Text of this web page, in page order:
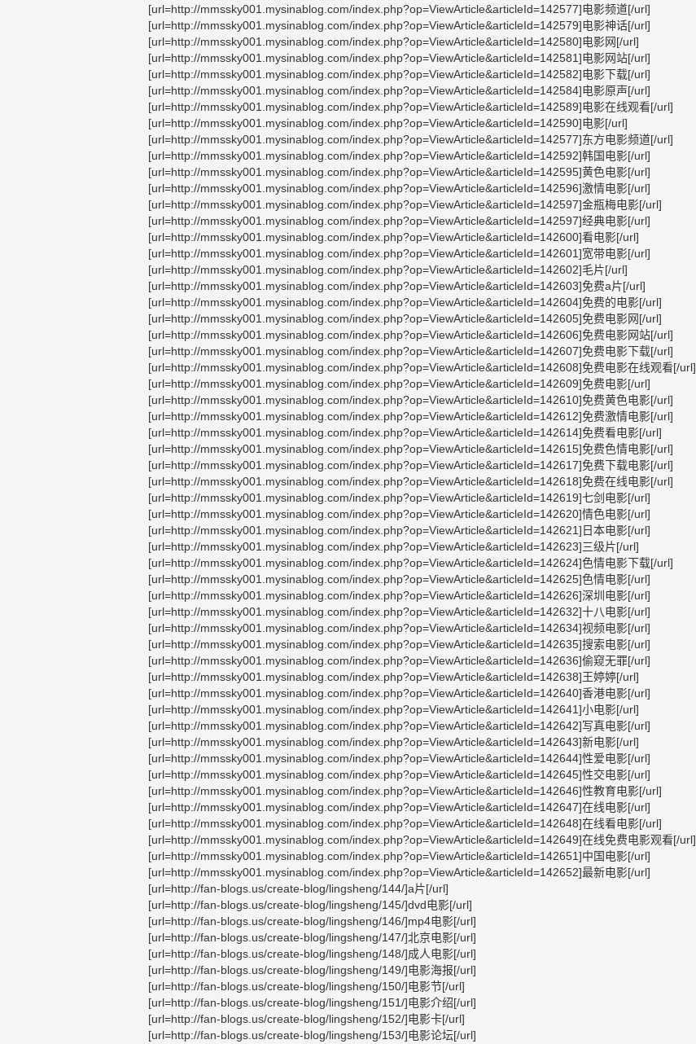
[url=http://mmssky001.mysinablog.com/index.php?op=ViewArticle&articleId=142577]电影频道[/url]
[url=http://mmssky001.mysinablog.com/index.php?op=ViewArticle&articleId=142579]电影神话[/url]
[url=http://mmssky001.mysinablog.com/index.php?op=ViewArticle&articleId=142580]电影网[/url]
[url=http://mmssky001.mysinablog.com/index.php?op=ViewArticle&articleId=142581]电影网站[/url]
[url=http://mmssky001.mysinablog.com/index.php?op=ViewArticle&articleId=142582]电影下载[/url]
[url=http://mmssky001.mysinablog.com/index.php?op=ViewArticle&articleId=142584]电影原声[/url]
[url=http://mmssky001.mysinablog.com/index.php?op=ViewArticle&articleId=142589]电影在线观看[/url]
[url=http://mmssky001.mysinablog.com/index.php?op=ViewArticle&articleId=142590]电影[/url]
[url=http://mmssky001.mysinablog.com/index.php?op=ViewArticle&articleId=142577]东方电影频道[/url]
[url=http://mmssky001.mysinablog.com/index.php?op=ViewArticle&articleId=142592]韩国电影[/url]
[url=http://mmssky001.mysinablog.com/index.php?op=ViewArticle&articleId=142595]黄色电影[/url]
[url=http://mmssky001.mysinablog.com/index.php?op=ViewArticle&articleId=142596]激情电影[/url]
[url=http://mmssky001.mysinablog.com/index.php?op=ViewArticle&articleId=142597]金瓶梅电影[/url]
[url=http://mmssky001.mysinablog.com/index.php?op=ViewArticle&articleId=142597]经典电影[/url]
[url=http://mmssky001.mysinablog.com/index.php?op=ViewArticle&articleId=142600]看电影[/url]
[url=http://mmssky001.mysinablog.com/index.php?op=ViewArticle&articleId=142601]宽带电影[/url]
[url=http://mmssky001.mysinablog.com/index.php?op=ViewArticle&articleId=142602]毛片[/url]
[url=http://mmssky001.mysinablog.com/index.php?op=ViewArticle&articleId=142603]免费a片[/url]
[url=http://mmssky001.mysinablog.com/index.php?op=ViewArticle&articleId=142604]免费的电影[/url]
[url=http://mmssky001.mysinablog.com/index.php?op=ViewArticle&articleId=142605]免费电影网[/url]
[url=http://mmssky001.mysinablog.com/index.php?op=ViewArticle&articleId=142606]免费电影网站[/url]
[url=http://mmssky001.mysinablog.com/index.php?op=ViewArticle&articleId=142607]免费电影下载[/url]
[url=http://mmssky001.mysinablog.com/index.php?op=ViewArticle&articleId=142608]免费电影在线观看[/url]
[url=http://mmssky001.mysinablog.com/index.php?op=ViewArticle&articleId=142609]免费电影[/url]
[url=http://mmssky001.mysinablog.com/index.php?op=ViewArticle&articleId=142610]免费黄色电影[/url]
[url=http://mmssky001.mysinablog.com/index.php?op=ViewArticle&articleId=142612]免费激情电影[/url]
[url=http://mmssky001.mysinablog.com/index.php?op=ViewArticle&articleId=142614]免费看电影[/url]
[url=http://mmssky001.mysinablog.com/index.php?op=ViewArticle&articleId=142615]免费色情电影[/url]
[url=http://mmssky001.mysinablog.com/index.php?op=ViewArticle&articleId=142617]免费下载电影[/url]
[url=http://mmssky001.mysinablog.com/index.php?op=ViewArticle&articleId=142618]免费在线电影[/url]
[url=http://mmssky001.mysinablog.com/index.php?op=ViewArticle&articleId=142619]七剑电影[/url]
[url=http://mmssky001.mysinablog.com/index.php?op=ViewArticle&articleId=142620]情色电影[/url]
[url=http://mmssky001.mysinablog.com/index.php?op=ViewArticle&articleId=142621]日本电影[/url]
[url=http://mmssky001.mysinablog.com/index.php?op=ViewArticle&articleId=142623]三级片[/url]
[url=http://mmssky001.mysinablog.com/index.php?op=ViewArticle&articleId=142624]色情电影下载[/url]
[url=http://mmssky001.mysinablog.com/index.php?op=ViewArticle&articleId=142625]色情电影[/url]
[url=http://mmssky001.mysinablog.com/index.php?op=ViewArticle&articleId=142626]深圳电影[/url]
[url=http://mmssky001.mysinablog.com/index.php?op=ViewArticle&articleId=142632]十八电影[/url]
[url=http://mmssky001.mysinablog.com/index.php?op=ViewArticle&articleId=142634]视频电影[/url]
[url=http://mmssky001.mysinablog.com/index.php?op=ViewArticle&articleId=142635]搜索电影[/url]
[url=http://mmssky001.mysinablog.com/index.php?op=ViewArticle&articleId=142636]偷窥无罪[/url]
[url=http://mmssky001.mysinablog.com/index.php?op=ViewArticle&articleId=142638]王婷婷[/url]
[url=http://mmssky001.mysinablog.com/index.php?op=ViewArticle&articleId=142640]香港电影[/url]
[url=http://mmssky001.mysinablog.com/index.php?op=ViewArticle&articleId=142641]小电影[/url]
[url=http://mmssky001.mysinablog.com/index.php?op=ViewArticle&articleId=142642]写真电影[/url]
[url=http://mmssky001.mysinablog.com/index.php?op=ViewArticle&articleId=142643]新电影[/url]
[url=http://mmssky001.mysinablog.com/index.php?op=ViewArticle&articleId=142644]性爱电影[/url]
[url=http://mmssky001.mysinablog.com/index.php?op=ViewArticle&articleId=142645]性交电影[/url]
[url=http://mmssky001.mysinablog.com/index.php?op=ViewArticle&articleId=142646]性教育电影[/url]
[url=http://mmssky001.mysinablog.com/index.php?op=ViewArticle&articleId=142647]在线电影[/url]
[url=http://mmssky001.mysinablog.com/index.php?op=ViewArticle&articleId=142648]在线看电影[/url]
[url=http://mmssky001.mysinablog.com/index.php?op=ViewArticle&articleId=142649]在线免费电影观看[/url]
[url=http://mmssky001.mysinablog.com/index.php?op=ViewArticle&articleId=142651]中国电影[/url]
[url=http://mmssky001.mysinablog.com/index.php?op=ViewArticle&articleId=142652]最新电影[/url]
[url=http://fan-blogs.us/create-blog/lingsheng/144/]a片[/url]
[url=http://fan-blogs.us/create-blog/lingsheng/145/]dvd电影[/url]
[url=http://fan-blogs.us/create-blog/lingsheng/146/]mp4电影[/url]
[url=http://fan-blogs.us/create-blog/lingsheng/147/]北京电影[/url]
[url=http://fan-blogs.us/create-blog/lingsheng/148/]成人电影[/url]
[url=http://fan-blogs.us/create-blog/lingsheng/149/]电影海报[/url]
[url=http://fan-blogs.us/create-blog/lingsheng/150/]电影节[/url]
[url=http://fan-blogs.us/create-blog/lingsheng/151/]电影介绍[/url]
[url=http://fan-blogs.us/create-blog/lingsheng/152/]电影卡[/url]
[url=http://fan-blogs.us/create-blog/lingsheng/153/]电影论坛[/url]